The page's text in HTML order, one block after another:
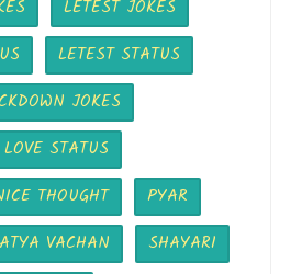
LETEST JOKES
LETEST STATUS
JOKES
LOVE STATUS
THOUGHT
PYAR
VACHAN
SHAYARI